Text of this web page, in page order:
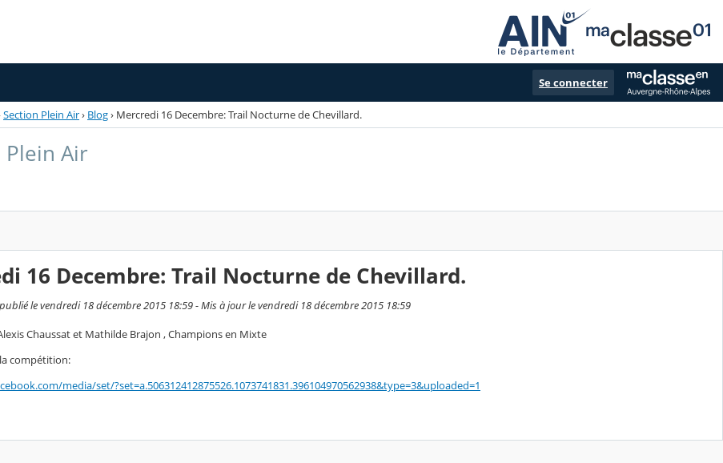
Se connecter
Section Plein Air› Blog› Mercredi 16 Decembre: Trail Nocturne de Chevillard.
Plein Air
16 Decembre: Trail Nocturne de Chevillard.
publié le vendredi 18 décembre 2015 18:59 - Mis à jour le vendredi 18 décembre 2015 18:59
Chaussat et Mathilde Brajon , Champions en Mixte
compétition:
media/set/?set=a.506312412875526.1073741831.396104970562938&type=3&uploaded=1